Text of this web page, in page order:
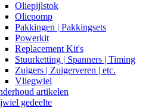
Oliepijlstok
Oliepomp
Pakkingen | Pakkingsets
Powerkit
Replacement Kit's
Stuurketting | Spanners | Timing
Zuigers | Zuigerveren | etc.
Vliegwiel
artikelen
gedeelte